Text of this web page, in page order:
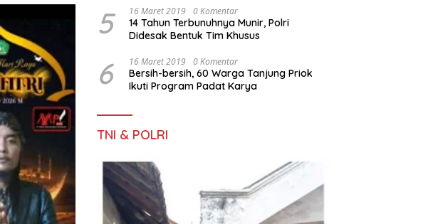
5 16 Maret 2019 0 Komentar
14 Tahun Terbunuhnya Munir, Polri
Didesak Bentuk Tim Khusus
6 16 Maret 2019 0 Komentar
Bersih-bersih, 60 Warga Tanjung Priok
Ikuti Program Padat Karya
TNI & POLRI